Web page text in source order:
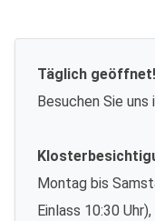
Täglich geöffnet!
Besuchen Sie uns
Montag bis
Einlass 10:30